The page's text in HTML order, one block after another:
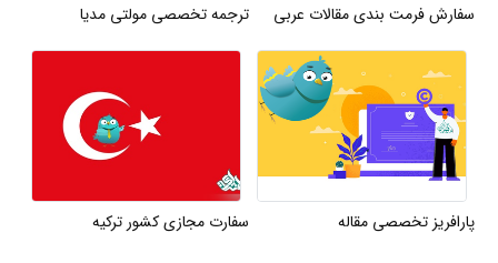
سفارش فرمت بندی مقالات عربی ترجمه تخصصی مولتی مدیا
پارافریز تخصصی مقاله سفارت مجازی کشور ترکیه